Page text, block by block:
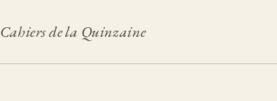
Cahiers de la Quinzaine